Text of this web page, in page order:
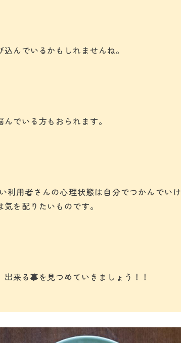
んでいるかもしれませんね。
でいる方もおられます。
利用者さんの心理状態は自分でつかんでいけ
を配りたいものです。
来る事を見つめていきましょう！！